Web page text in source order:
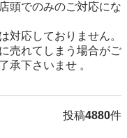
頭でのみのご対応にな
対応しておりません。
売れてしまう場合がご
承下さいませ 。
投稿4880件